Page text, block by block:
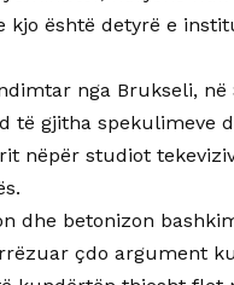
është detyrë e
nga Brukseli, në
të gjitha spekulimeve
nëpër studiot
dhe betonizon
çdo argument